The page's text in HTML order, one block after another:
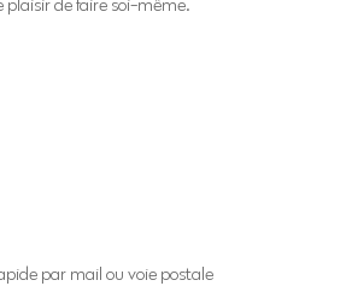
plaisir de faire soi-même.
par mail ou voie postale